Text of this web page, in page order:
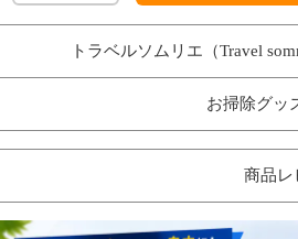
トラベルソムリエ（Travel
お掃除グッ
商品レ